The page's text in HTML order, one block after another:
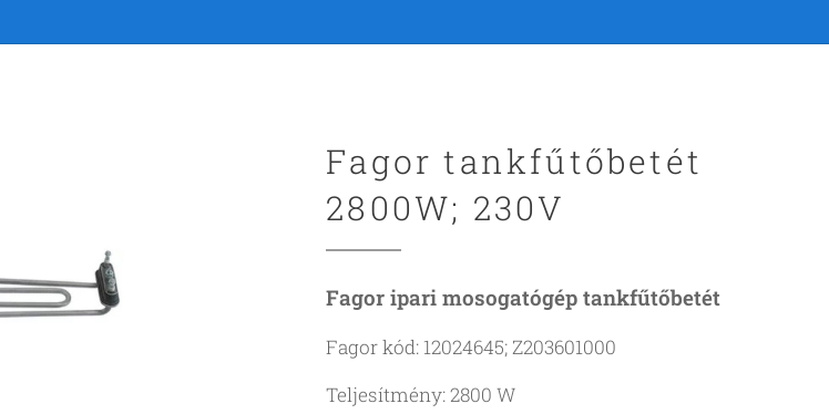
Fagor tankfűtőbetét
2800W; 230V
Fagor ipari mosogatógép tankfűtőbetét
Fagor kód: 12024645; Z203601000
Teljesítmény: 2800 W